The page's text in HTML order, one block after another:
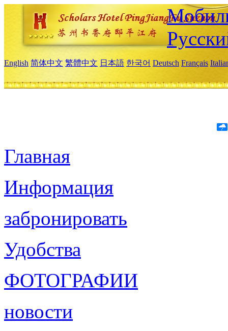
English 简体中文 繁體中文 日本語 한국어 Deutsch Français
Главная
Информация
забронировать
Удобства
ФОТОГРАФИИ
новости